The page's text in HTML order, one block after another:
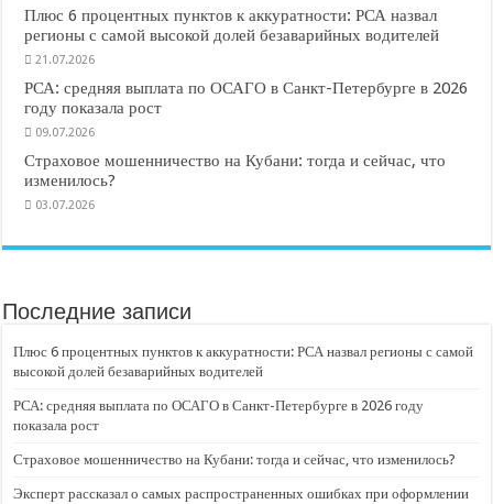
Плюс 6 процентных пунктов к аккуратности: РСА назвал
регионы с самой высокой долей безаварийных водителей
21.07.2026
РСА: средняя выплата по ОСАГО в Санкт-Петербурге в 2026
году показала рост
09.07.2026
Страховое мошенничество на Кубани: тогда и сейчас, что
изменилось?
03.07.2026
Последние записи
Плюс 6 процентных пунктов к аккуратности: РСА назвал регионы с самой
высокой долей безаварийных водителей
РСА: средняя выплата по ОСАГО в Санкт-Петербурге в 2026 году
показала рост
Страховое мошенничество на Кубани: тогда и сейчас, что изменилось?
Эксперт рассказал о самых распространенных ошибках при оформлении